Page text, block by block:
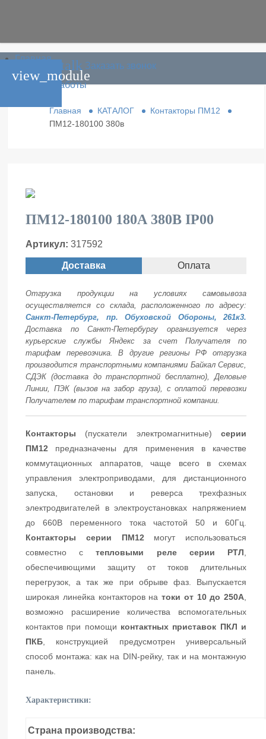
phone_in_talk Заказать звонок
Главная
Каталог
Условия работы
Главная КАТАЛОГ
Контакторы ПМ12
ПМ12-180100 380в
ПМ12-180100 180А 380В IP00
Артикул: 317592
Доставка Оплата
Отгрузка продукции на условиях самовывоза
осуществляется со склада, расположенного по адресу:
Санкт-Петербург, пр. Обуховской Обороны, 261к3.
Доставка по Санкт-Петербургу организуется через
курьерские службы Яндекс за счет Получателя по
тарифам перевозчика. В другие регионы РФ отгрузка
производится транспортными компаниями Байкал Сервис,
СДЭК (доставка до транспортной бесплатно), Деловые
Линии, ПЭК (вызов на забор груза), с оплатой перевозки
Получателем по тарифам транспортной компании.
Контакторы (пускатели электромагнитные) серии
ПМ12 предназначены для применения в качестве
коммутационных аппаратов, чаще всего в схемах
управления электроприводами, для дистанционного
запуска, остановки и реверса трехфазных
электродвигателей в электроустановках напряжением
до 660В переменного тока частотой 50 и 60Гц.
Контакторы серии ПМ12 могут использоваться
совместно степловыми реле серии РТЛ
обеспечивющими защиту от токов длительных
перегрузок, а так же при обрыве фаз. Выпускается
широкая линейка контакторов на токи от 10 до 250А
возможно расширение количества вспомогательных
контактов при помощи контактных приставок ПКЛ и
ПКБ , конструкцией предусмотрен универсальный
способ монтажа: как на DIN-рейку, так и на монтажную
панель.
Характеристики:
Страна производства:
view_module